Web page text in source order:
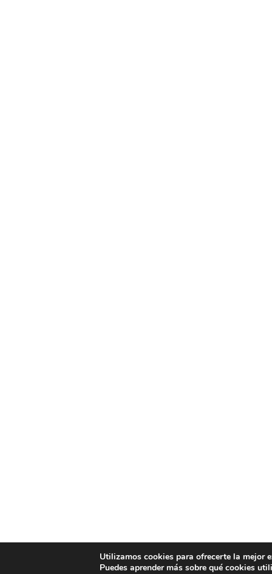
Utilizamos cookies para ofrecerte la mejor
Puedes aprender más sobre qué cookies